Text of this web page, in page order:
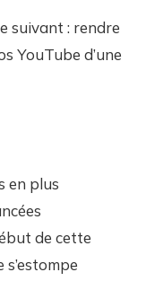
suivant : rendre
YouTube d’une
en plus
de cette